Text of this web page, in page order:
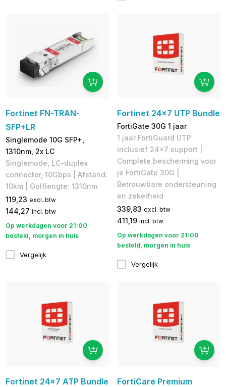
Fortinet FN-TRAN-
SFP+LR
Singlemode 10G SFP+,
1310nm, 2x LC
Singlemode, LC-duplex
connector, 10Gbps | Afstand:
10km | Golflengte: 1310nm
119,23 excl. btw
144,27 incl. btw
Op werkdagen voor 21:00
besteld, morgen in huis
Vergelijk
Fortinet 24x7 UTP Bundle
FortiGate 30G 1 jaar
1 jaar FortiGuard UTP
inclusief 24x7 support |
Complete bescherming voor
je FortiGate 30G |
Betrouwbare ondersteuning
en zekerheid
339,83 excl. btw
411,19 incl. btw
Op werkdagen voor 21:00
besteld, morgen in huis
Vergelijk
Fortinet 24x7 ATP Bundle
FortiCare Premium